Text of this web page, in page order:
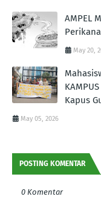
AMPEL
May 20,
Kapus
May 05, 2026
POSTING KOMENTAR
0 Komentar